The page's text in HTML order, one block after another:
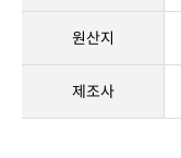
원산지
제조사